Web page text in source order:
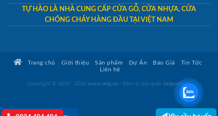
TỰ HÀO LÀ NHÀ CUNG CẤP CỬA GỖ, CỬA NHỰA, CỬA
CHỐNG CHÁY HÀNG ĐẦU TẠI VIỆT NAM
Trang chủ Giới thiệu Sản phẩm Dự Án Báo Giá
Tin Tức
Liên hệ
Copyright © 2010 - 2026 www.wig.vn - Đơn vị chủ quản SaigonDoor